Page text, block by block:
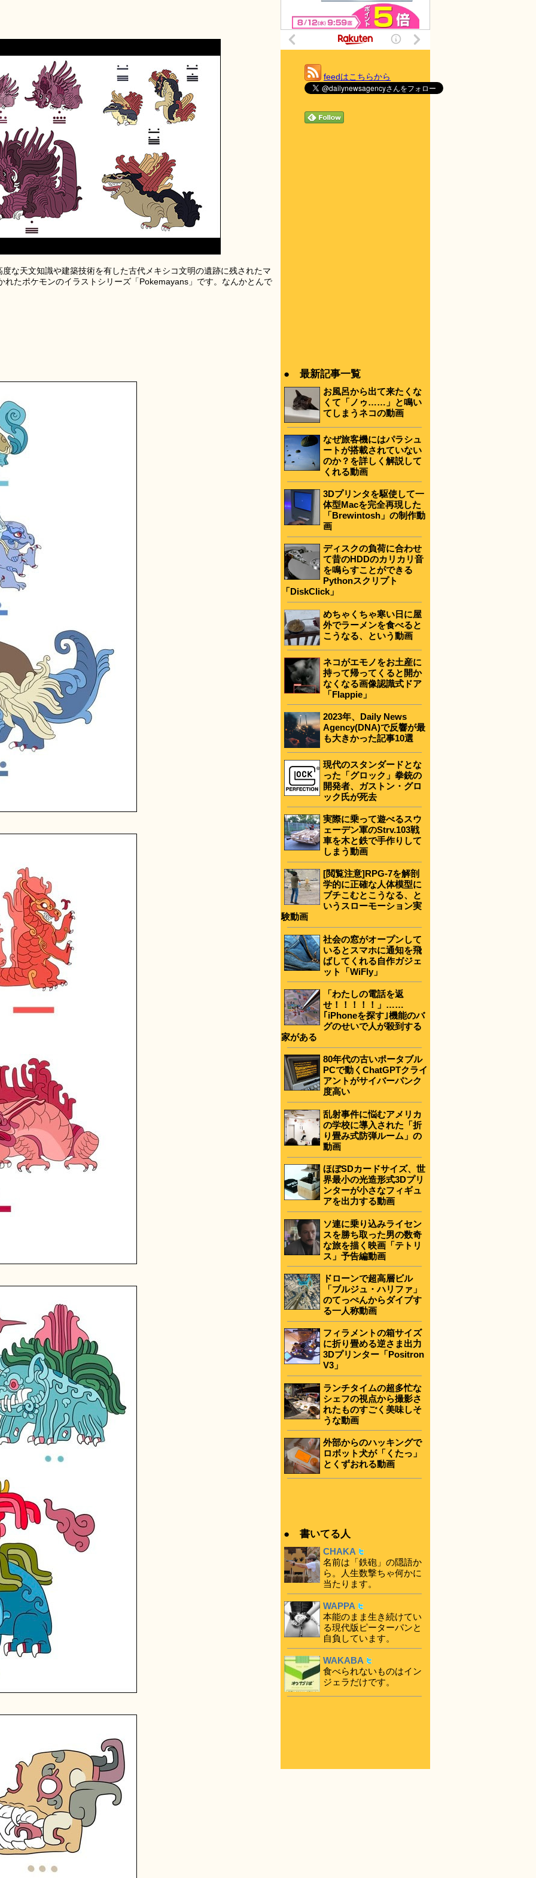
な天文知識や建築技術を有した古代メキシコ文明の遺跡に残されたマ
れたポケモンのイラストシリーズ「Pokemayans」です。なんかとんで
feedはこちらから
● 最新記事一覧
お風呂から出て来たくな
くて「ノゥ……」と鳴い
てしまうネコの動画
なぜ旅客機にはパラシュ
ートが搭載されていない
のか？を詳しく解説して
くれる動画
3Dプリンタを駆使して一
体型Macを完全再現した
「Brewintosh」の制作動
画
ディスクの負荷に合わせ
て昔のHDDのカリカリ音
を鳴らすことができる
Pythonスクリプト
「DiskClick」
めちゃくちゃ寒い日に屋
外でラーメンを食べると
こうなる、という動画
ネコがエモノをお土産に
持って帰ってくると開か
なくなる画像認識式ドア
「Flappie」
2023年、Daily News
Agency(DNA)で反響が最
も大きかった記事10選
現代のスタンダードとな
った「グロック」拳銃の
開発者、ガストン・グロ
ック氏が死去
実際に乗って遊べるスウ
ェーデン軍のStrv.103戦
車を木と鉄で手作りして
しまう動画
[閲覧注意]RPG-7を解剖
学的に正確な人体模型に
ブチこむとこうなる、と
いうスローモーション実
験動画
社会の窓がオープンして
いるとスマホに通知を飛
ばしてくれる自作ガジェ
ット「WiFly」
「わたしの電話を返
せ！！！！！」……
｢iPhoneを探す｣機能のバ
グのせいで人が殺到する
家がある
80年代の古いポータブル
PCで動くChatGPTクライ
アントがサイバーパンク
度高い
乱射事件に悩むアメリカ
の学校に導入された「折
り畳み式防弾ルーム」の
動画
ほぼSDカードサイズ、世
界最小の光造形式3Dプリ
ンターが小さなフィギュ
アを出力する動画
ソ連に乗り込みライセン
スを勝ち取った男の数奇
な旅を描く映画「テトリ
ス」予告編動画
ドローンで超高層ビル
「ブルジュ・ハリファ」
のてっぺんからダイブす
る一人称動画
フィラメントの箱サイズ
に折り畳める逆さま出力
3Dプリンター「Positron
V3」
ランチタイムの超多忙な
シェフの視点から撮影さ
れたものすごく美味しそ
うな動画
外部からのハッキングで
ロボット犬が「くたっ」
とくずおれる動画
● 書いてる人
CHAKA
名前は「鉄砲」の隠語か
ら。人生数撃ちゃ何かに
当たります。
WAPPA
本能のまま生き続けてい
る現代版ピーターパンと
自負しています。
WAKABA
食べられないものはイン
ジェラだけです。